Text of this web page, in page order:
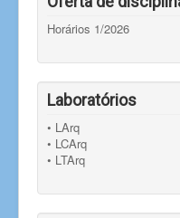
Horários 1/2026
Laboratórios
• LArq
• LCArq
• LTArq